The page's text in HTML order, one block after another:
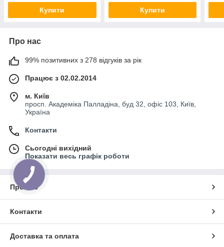
Купити Купити
Про нас
99% позитивних з 278 відгуків за рік
Працює з 02.02.2014
м. Київ
просп. Академіка Палладіна, буд 32, офіс 103, Київ,
Україна
Контакти
Сьогодні вихідний
Показати весь графік роботи
Про нас
Контакти
Доставка та оплата